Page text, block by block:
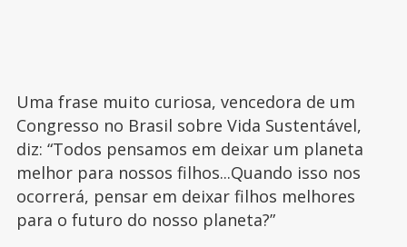
Uma frase muito curiosa, vencedora de um
Congresso no Brasil sobre Vida Sustentável,
diz: “Todos pensamos em deixar um planeta
melhor para nossos filhos...Quando isso nos
ocorrerá, pensar em deixar filhos melhores
para o futuro do nosso planeta?”